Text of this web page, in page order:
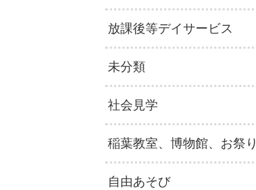
放課後等デイサービス
未分類
社会見学
稲葉教室、博物館、お祭り
自由あそび